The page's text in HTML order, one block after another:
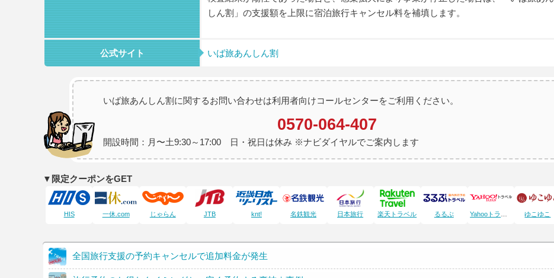
しん割」の支援額を上限に宿泊旅行キャンセル料を補填します。
公式サイト いば旅あんしん割
いば旅あんしん割に関するお問い合わせは利用者向けコールセンターをご利用ください。
0570-064-407
開設時間：月〜土9:30～17:00 日・祝日は休み ※ナビダイヤルでご案内します
▼限定クーポンをGET
HIS 一休.com じゃらん JTB knt! 名鉄観光 日本旅行 楽天トラベル るるぶ ゆこゆこ
全国旅行支援の予約キャンセルで追加料金が発生